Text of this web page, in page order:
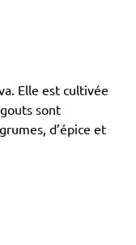
Elle est cultivée
sont
d’épice et